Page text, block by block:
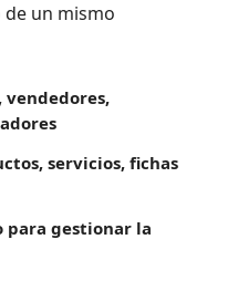
un mismo
vendedores,
servicios, fichas
gestionar la